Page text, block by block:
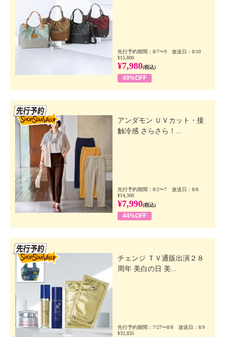
先行予約期間：8/7〜9 放送日：8/10
¥15,800
¥7,980(税込)
49%OFF
アンダモン ＵＶカット・接
触冷感 さらさら！...
先行予約期間：8/2〜7 放送日：8/8
¥14,300
¥7,990(税込)
44%OFF
チェンジ ＴＶ通販出演２８
周年 美白の日 美...
先行予約期間：7/27〜8/8 放送日：8/9
¥32,835